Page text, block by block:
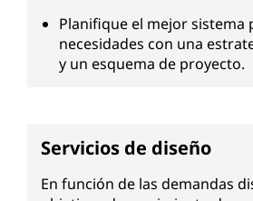
Planifique el mejor sistema
necesidades con una
y un esquema de proyecto.
Servicios de diseño
En función de las demandas